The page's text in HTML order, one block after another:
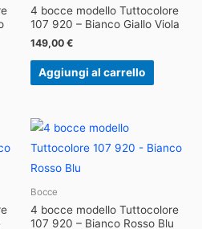
4 bocce modello Tuttocolore
107 920 – Bianco Giallo Viola
149,00 €
Aggiungi al carrello
Bocce
4 bocce modello Tuttocolore
107 920 – Bianco Rosso Blu